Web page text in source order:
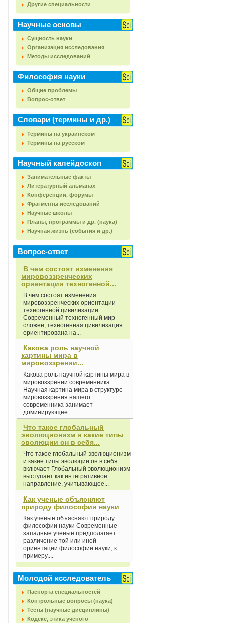
Другие специальности
Научные основы
Сущность науки
Организация исследования
Методы исследований
Философия науки
Общие проблемы
Вопрос-ответ
Словари (термины и др.)
Термины на украинском
Термины на русском
Научный калейдоскоп
Занимательные факты
Литературный альманах
Конференции, форумы
Фрагменты исследований
Научные школы
Планы, программы и др. (наука)
Научная жизнь (события и др.)
Вопрос-ответ
В чем состоят изменения
мировоззренческих
ориентации техногенной...
В чем состоят изменения
мировоззренческих ориентации
техногенной цивилизации
Современный техногенный мир
сложен, техногенная цивилизация
ориентирована на...
Какова роль научной
картины мира в
мировоззрении...
Какова роль научной картины мира в
мировоззрении современника
Научная картина мира в структуре
мировоззрения нашего
современника занимает
доминирующее...
Что такое глобальный
эволюционизм и какие типы
эволюции он в себя...
Что такое глобальный эволюционизм
и какие типы эволюции он в себя
включает Глобальный эволюционизм
выступает как интегративное
направление, учитывающее...
Как ученые объясняют
природу философии науки
Как ученые объясняют природу
философии науки Современные
западные ученые предполагает
различение той или иной
ориентации философии науки, к
примеру,...
Молодой исследователь
Паспорта специальностей
Контрольные вопросы (наука)
Тесты (научные дисциплины)
Кодекс, этика ученого